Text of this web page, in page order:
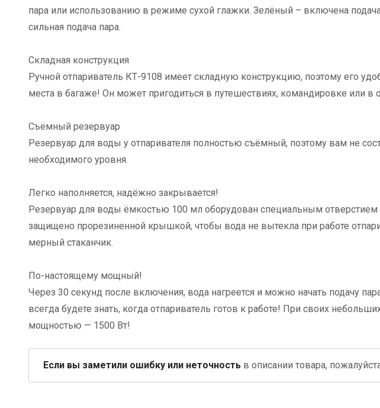
пара или использованию в режиме сухой глажки. Зелёный – включена
сильная подача пара.
Складная конструкция
Ручной отпариватель КТ-9108 имеет складную конструкцию, поэтому его
места в багаже! Он может пригодиться в путешествиях, командировке или в
Съёмный резервуар
Резервуар для воды у отпаривателя полностью съёмный, поэтому вам не
необходимого уровня.
Легко наполняется, надёжно закрывается!
Резервуар для воды ёмкостью 100 мл оборудован специальным отверстием
защищено прорезиненной крышкой, чтобы вода не вытекла при работе
мерный стаканчик.
По-настоящему мощный!
Через 30 секунд после включения, вода нагреется и можно начать подачу
всегда будете знать, когда отпариватель готов к работе! При своих
мощностью — 1500 Вт!
Если вы заметили ошибку или неточность в описании товара,